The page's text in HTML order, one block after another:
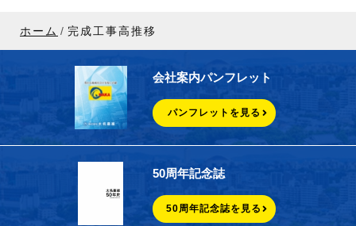
ホーム 完成工事高推移
会社案内パンフレット
パンフレットを見る
50周年記念誌
50周年記念誌を見る